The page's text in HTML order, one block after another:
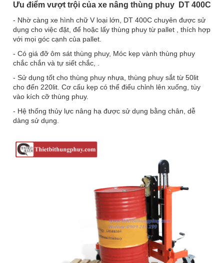
Ưu điểm vượt trội của xe nâng thùng phuy DT 400C
- Nhờ càng xe hình chữ V loại lớn, DT 400C chuyên được sử
dụng cho việc đặt, để hoặc lấy thùng phuy từ pallet , thích hợp
với mọi góc cạnh của pallet.
- Có giá đỡ ôm sát thùng phuy, Móc kẹp vành thùng phuy
chắc chắn và tự siết chắc, .
- Sử dụng tốt cho thùng phuy nhựa, thùng phuy sắt từ 50lit
cho đến 220lit. Cơ cấu kẹp có thể điểu chỉnh lên xuống, tùy
vào kích cỡ thùng phuy.
- Hệ thống thủy lực nâng hạ được sử dụng bằng chân, dễ
dàng sử dụng.